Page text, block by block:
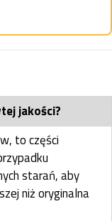
jakości?
to części
starań, aby
niż oryginalna